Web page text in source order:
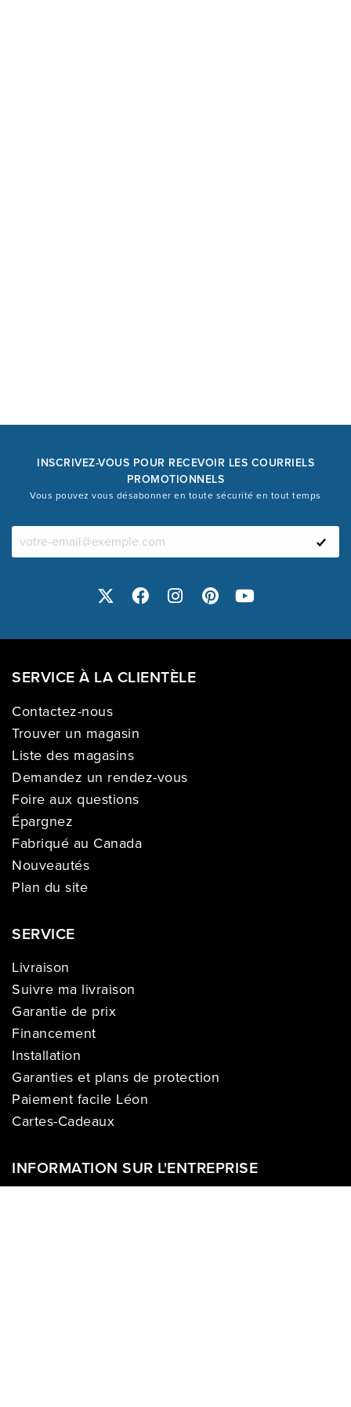
INSCRIVEZ-VOUS POUR RECEVOIR LES COURRIELS
PROMOTIONNELS
Vous pouvez vous désabonner en toute sécurité en tout temps
SERVICE À LA CLIENTÈLE
Contactez-nous
Trouver un magasin
Liste des magasins
Demandez un rendez-vous
Foire aux questions
Épargnez
Fabriqué au Canada
Nouveautés
Plan du site
SERVICE
Livraison
Suivre ma livraison
Garantie de prix
Financement
Installation
Garanties et plans de protection
Paiement facile Léon
Cartes-Cadeaux
INFORMATION SUR L'ENTREPRISE